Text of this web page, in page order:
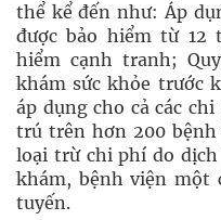
thể kể đến như: Áp
được bảo hiểm từ 12
hiểm cạnh tranh;
khám sức khỏe trước
áp dụng cho cả các
trú trên hơn 200
loại trừ chi phí do
khám, bệnh viện một
tuyến.